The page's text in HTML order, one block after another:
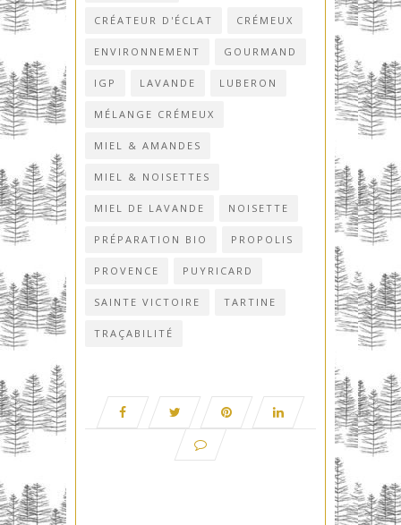
CRÉATEUR D'ÉCLAT CRÉMEUX
ENVIRONNEMENT GOURMAND
IGP LAVANDE LUBERON
MÉLANGE CRÉMEUX
MIEL & AMANDES
MIEL & NOISETTES
MIEL DE LAVANDE NOISETTE
PRÉPARATION BIO PROPOLIS
PROVENCE PUYRICARD
SAINTE VICTOIRE TARTINE
TRAÇABILITÉ